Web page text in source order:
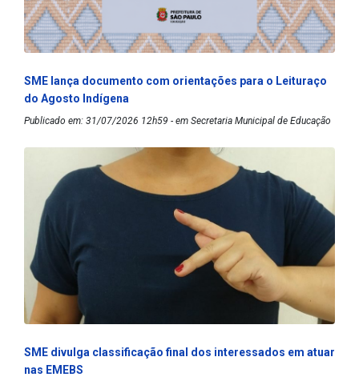
SME lança documento com orientações para o Leituraço
do Agosto Indígena
Publicado em: 31/07/2026 12h59 - em Secretaria Municipal de Educação
SME divulga classificação final dos interessados em atuar
nas EMEBS